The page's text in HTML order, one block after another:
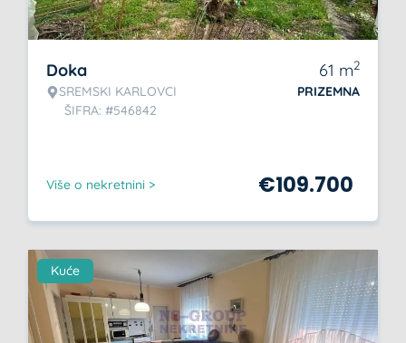
Doka
SREMSKI KARLOVCI
ŠIFRA: #546842
61 m2
PRIZEMNA
Više o nekretnini > €109.700
Kuće